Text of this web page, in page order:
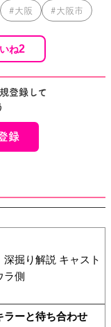
#大阪 #大阪市
2
登録して
録
掘り解説 キャスト
ラ側
ラーと待ち合わせ